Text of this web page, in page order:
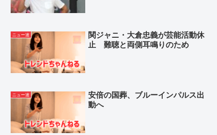
ニュー速
関ジャニ・大倉忠義が芸能活動休
止 難聴と両側耳鳴りのため
ニュー速
安倍の国葬、ブルーインパルス出
動へ